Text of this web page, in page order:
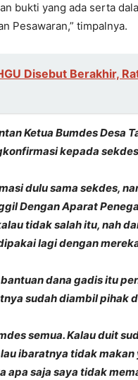
bukti yang ada serta
Pesawaran,” timpalnya.
Disebut Berakhir,
Ketua Bumdes Desa
kepada
dulu sama sekdes,
Dengan Aparat
tidak salah itu, nah
lagi dengan
dana gadis itu
sudah diambil pihak
semua. Kalau duit
ibaratnya tidak
apa saja saya tidak